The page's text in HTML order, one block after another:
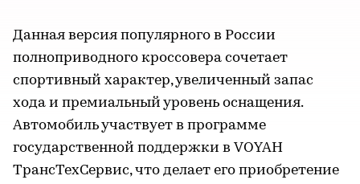
Данная версия популярного в России
полноприводного кроссовера сочетает
спортивный характер, увеличенный запас
хода и премиальный уровень оснащения.
Автомобиль участвует в программе
государственной поддержки в VOYAH
ТрансТехСервис, что делает его приобретение